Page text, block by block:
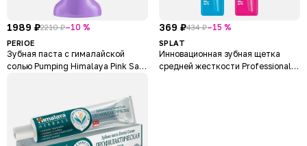
1989 ₽2210 ₽–10 %
PERIOE
Зубная паста с гималайской
солью Pumping Himalaya Pink Salt
369 ₽434 ₽–15 %
SPLAT
Инновационная зубная щетка
средней жесткости Professional